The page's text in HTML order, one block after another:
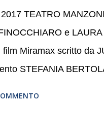
TEATRO
e
Miramax scritto da
STEFANIA